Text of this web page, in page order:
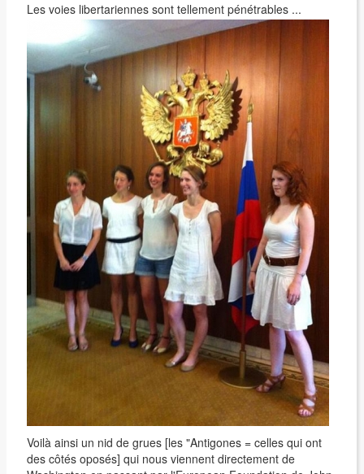
Les voies libertariennes sont tellement pénétrables ...
Voilà ainsi un nid de grues [les "Antigones = celles qui ont
des côtés oposés] qui nous viennent directement de